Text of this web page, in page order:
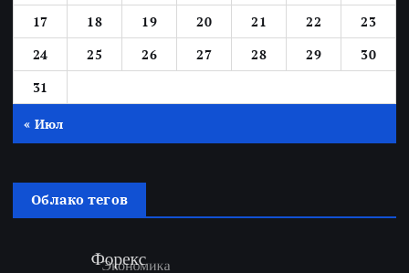
17
18 19 20 21 22
23
24
25 26 27 28 29
30
31
« Июл
Облако тегов